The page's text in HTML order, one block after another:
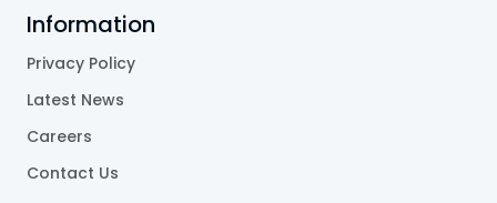
Information
Privacy Policy
Latest News
Careers
Contact Us